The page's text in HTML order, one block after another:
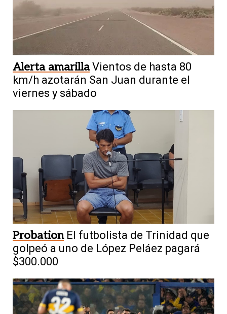
Alerta amarilla Vientos de hasta 80
km/h azotarán San Juan durante el
viernes y sábado
Probation El futbolista de Trinidad que
golpeó a uno de López Peláez pagará
$300.000